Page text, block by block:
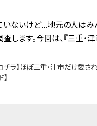
ないけど…地元の人はみ
ます。今回は、『三重・津市
チラ】ほぼ三重・津市だけ愛さ